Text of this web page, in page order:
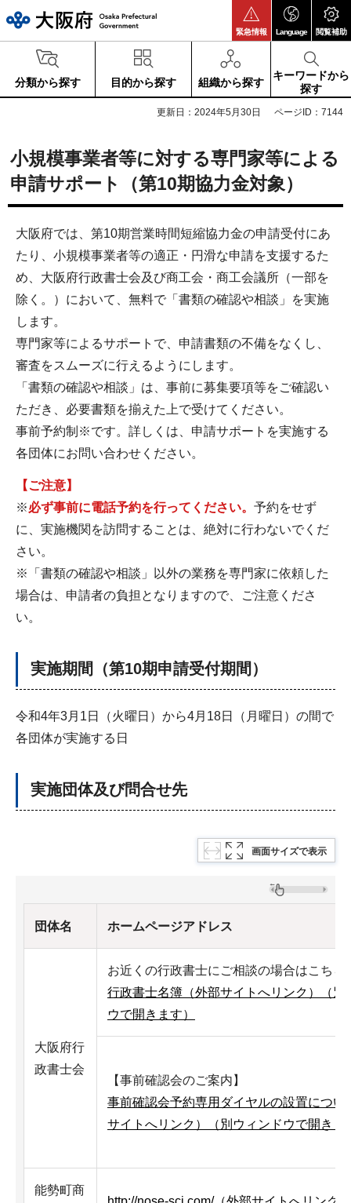
緊急情報 Language 閲覧補助
分類から探す 目的から探す 組織から探す
キーワードから
探す
更新日：2024年5月30日 ページID：7144
小規模事業者等に対する専門家等による
申請サポート（第10期協力金対象）
大阪府では、第10期営業時間短縮協力金の申請受付にあ
たり、小規模事業者等の適正・円滑な申請を支援するた
め、大阪府行政書士会及び商工会・商工会議所（一部を
除く。）において、無料で「書類の確認や相談」を実施
します。
専門家等によるサポートで、申請書類の不備をなくし、
審査をスムーズに行えるようにします。
「書類の確認や相談」は、事前に募集要項等をご確認い
ただき、必要書類を揃えた上で受けてください。
事前予約制※です。詳しくは、申請サポートを実施する
各団体にお問い合わせください。
【ご注意】
※必ず事前に電話予約を行ってください。 予約をせず
に、実施機関を訪問することは、絶対に行わないでくだ
さい。
※「書類の確認や相談」以外の業務を専門家に依頼した
場合は、申請者の負担となりますので、ご注意くださ
い。
実施期間（第10期申請受付期間）
令和4年3月1日（火曜日）から4月18日（月曜日）の間で
各団体が実施する日
実施団体及び問合せ先
画面サイズで表示
団体名 ホームページアドレス
大阪府行
政書士会
お近くの行政書士にご相談の場合はこちら
行政書士名簿（外部サイトへリンク）（別
ウで開きます）
【事前確認会のご案内】
事前確認会予約専用ダイヤルの設置につい
サイトへリンク）（別ウィンドウで開きま
能勢町商